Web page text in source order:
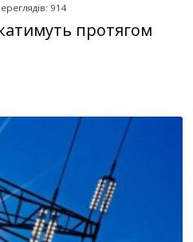
914
протягом